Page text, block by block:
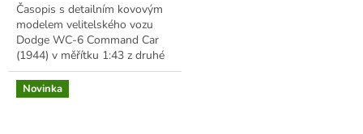
Časopis s detailním kovovým
modelem velitelského vozu
Dodge WC-6 Command Car
(1944) v měřítku 1:43 z druhé
světové války.
Novinka